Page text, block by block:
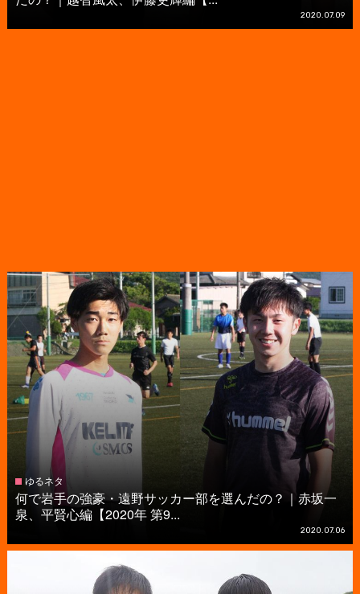
2020.07.09
ゆるネタ
何で岩手の強豪・遠野サッカー部を選んだの？｜赤坂一
泉、平賢心編【2020年 第9...
2020.07.06